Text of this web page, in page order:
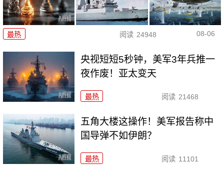
最热 阅读 24948 08-06
央视短短5秒钟，美军3年兵推一
夜作废！亚太变天
最热 阅读 21468
五角大楼这操作！美军报告称中
国导弹不如伊朗？
最热 阅读 11101